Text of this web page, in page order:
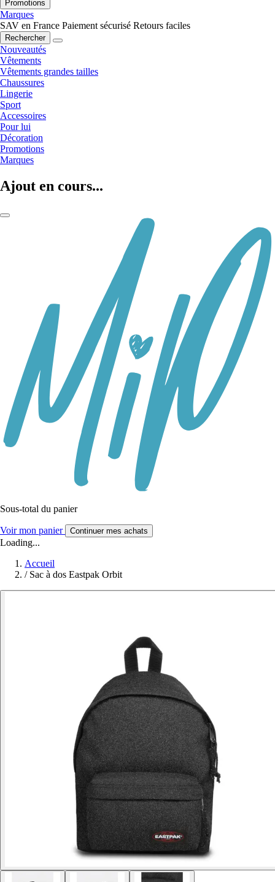
Promotions
Marques
SAV en France Paiement sécurisé Retours faciles
Rechercher
Nouveautés
Vêtements
Vêtements grandes tailles
Chaussures
Lingerie
Sport
Accessoires
Pour lui
Décoration
Promotions
Marques
Ajout en cours...
Sous-total du panier
Voir mon panier Continuer mes achats
Loading...
Accueil
/ Sac à dos Eastpak Orbit